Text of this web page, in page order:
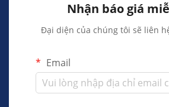
Nhận báo giá
Đại diện của chúng tôi sẽ liên
Email